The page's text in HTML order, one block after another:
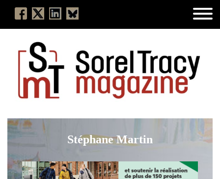
Stéphane Martin